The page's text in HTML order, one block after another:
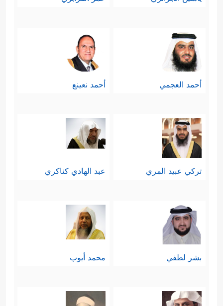
أحمد العجمي أحمد نعينع
تركي عبيد المري عبد الهادي كناكري
بشر لطفي محمد أيوب